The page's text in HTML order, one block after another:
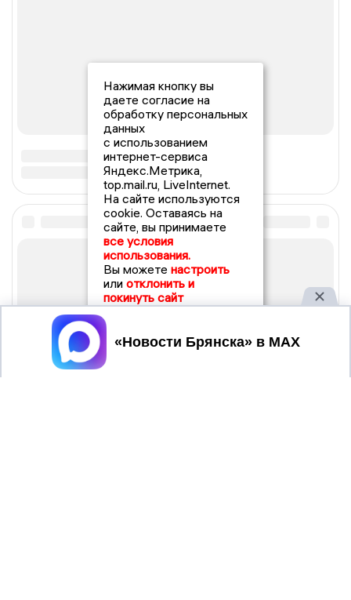
Нажимая кнопку вы
даете согласие на
обработку персональных
данных
с использованием
интернет-сервиса
Яндекс.Метрика,
top.mail.ru, LiveInternet.
На сайте используются
cookie. Оставаясь на
сайте, вы принимаете
все условия
использования.
Вы можете настроить
или отклонить и
покинуть сайт
Принять